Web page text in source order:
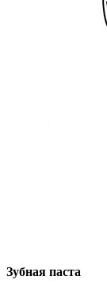
Зубная паста